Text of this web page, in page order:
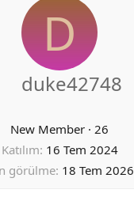
D
duke42748
New Member · 26
Katılım 16 Tem 2024
görülme 18 Tem 2026